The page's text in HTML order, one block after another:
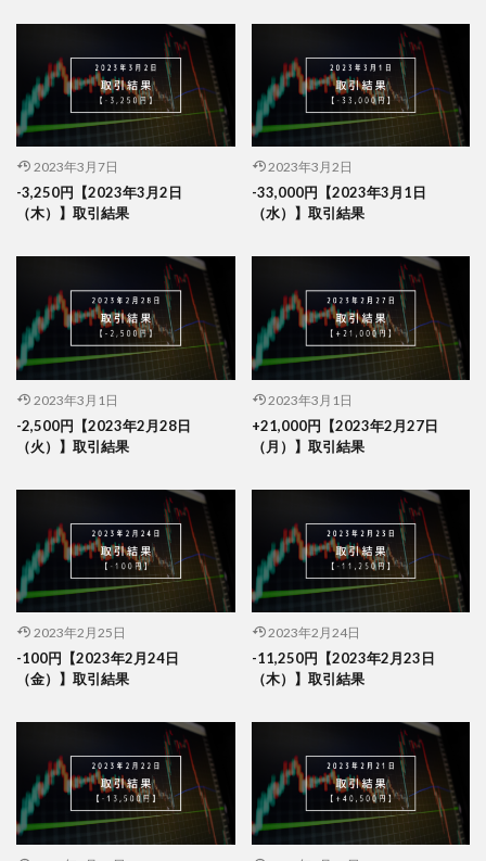
2023年3月7日
-3,250円【2023年3月2日
（木）】取引結果
2023年3月2日
-33,000円【2023年3月1日
（水）】取引結果
2023年3月1日
-2,500円【2023年2月28日
（火）】取引結果
2023年3月1日
+21,000円【2023年2月27日
（月）】取引結果
2023年2月25日
-100円【2023年2月24日
（金）】取引結果
2023年2月24日
-11,250円【2023年2月23日
（木）】取引結果